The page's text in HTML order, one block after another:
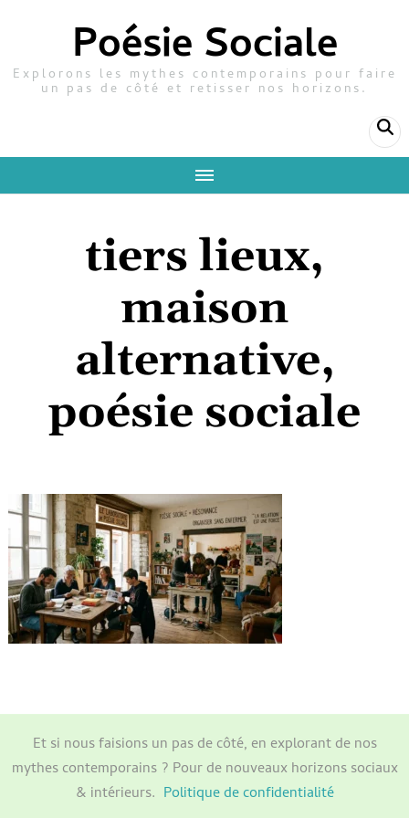
Poésie Sociale
Explorons les mythes contemporains pour faire
un pas de côté et retisser nos horizons.
tiers lieux,
maison
alternative,
poésie sociale
Et si nous faisions un pas de côté, en explorant de nos
mythes contemporains ? Pour de nouveaux horizons sociaux
& intérieurs. Politique de confidentialité